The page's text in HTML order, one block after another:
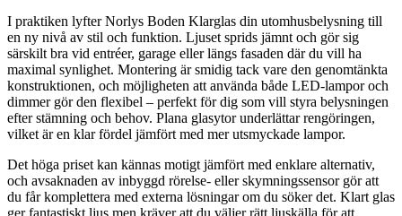
I praktiken lyfter Norlys Boden Klarglas din utomhusbelysning till
en ny nivå av stil och funktion. Ljuset sprids jämnt och gör sig
särskilt bra vid entréer, garage eller längs fasaden där du vill ha
maximal synlighet. Montering är smidig tack vare den genomtänkta
konstruktionen, och möjligheten att använda både LED-lampor och
dimmer gör den flexibel – perfekt för dig som vill styra belysningen
efter stämning och behov. Plana glasytor underlättar rengöringen,
vilket är en klar fördel jämfört med mer utsmyckade lampor.
Det höga priset kan kännas motigt jämfört med enklare alternativ,
och avsaknaden av inbyggd rörelse- eller skymningssensor gör att
du får komplettera med externa lösningar om du söker det. Klart glas
ger fantastiskt ljus men kräver att du väljer rätt ljuskälla för att